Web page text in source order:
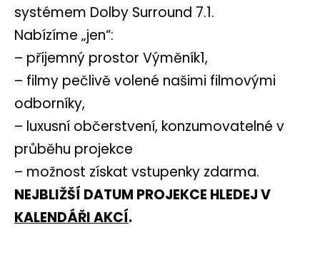
systémem Dolby Surround 7.1.
Nabízíme „jen“:
– příjemný prostor Výměník1,
– filmy pečlivě volené našimi filmovými
odborníky,
– luxusní občerstvení, konzumovatelné v
průběhu projekce
– možnost získat vstupenky zdarma.
NEJBLIŽŠÍ DATUM PROJEKCE HLEDEJ V
KALENDÁŘI AKCÍ.